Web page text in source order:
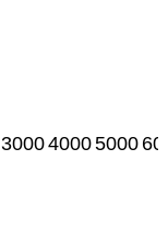
300040005000